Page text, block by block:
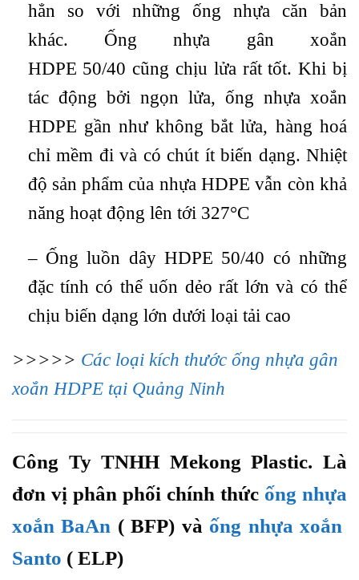
hẳn so với những ống nhựa căn bản
khác. Ống nhựa gân xoắn
HDPE 50/40 cũng chịu lửa rất tốt. Khi bị
tác động bởi ngọn lửa, ống nhựa xoắn
HDPE gần như không bắt lửa, hàng hoá
chỉ mềm đi và có chút ít biến dạng. Nhiệt
độ sản phẩm của nhựa HDPE vẫn còn khả
năng hoạt động lên tới 327°C
– Ống luồn dây HDPE 50/40 có những
đặc tính có thể uốn dẻo rất lớn và có thể
chịu biến dạng lớn dưới loại tải cao
>>>>> Các loại kích thước ống nhựa gân
xoắn HDPE tại Quảng Ninh
Công Ty TNHH Mekong Plastic. Là
đơn vị phân phối chính thức ống nhựa
xoắn BaAn ( BFP) và ống nhựa xoắn
Santo ( ELP)